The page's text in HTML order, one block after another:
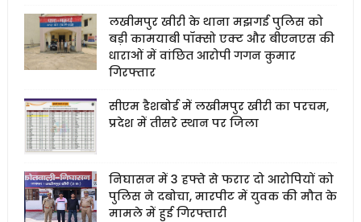
लखीमपुर खीरी के थाना मझगई पुलिस को
बड़ी कामयाबी पॉक्सो एक्ट और बीएनएस की
धाराओं में वांछित आरोपी गगन कुमार
गिरफ्तार
सीएम डैशबोर्ड में लखीमपुर खीरी का परचम,
प्रदेश में तीसरे स्थान पर जिला
निघासन में 3 हफ्ते से फरार दो आरोपियों को
पुलिस ने दबोचा, मारपीट में युवक की मौत के
मामले में हुई गिरफ्तारी